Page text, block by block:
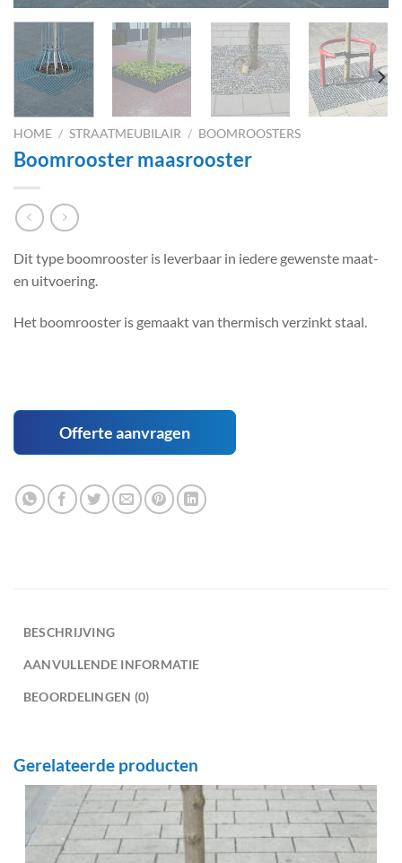
HOME / STRAATMEUBILAIR / BOOMROOSTERS
Boomrooster maasrooster
Dit type boomrooster is leverbaar in iedere gewenste maat-
en uitvoering.
Het boomrooster is gemaakt van thermisch verzinkt staal.
Offerte aanvragen
BESCHRIJVING
AANVULLENDE INFORMATIE
BEOORDELINGEN (0)
Gerelateerde producten